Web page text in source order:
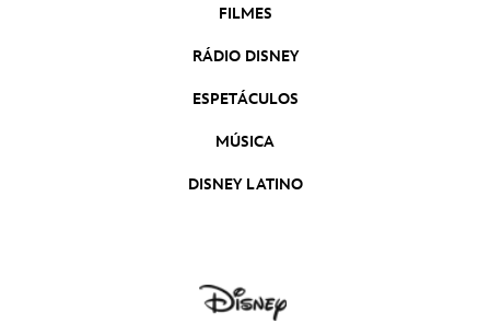
FILMES
RÁDIO DISNEY
ESPETÁCULOS
MÚSICA
DISNEY LATINO